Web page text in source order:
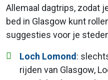
Allemaal dagtrips, zodat
bed in Glasgow kunt
suggesties voor je
Loch Lomond:
rijden van Glasgow,